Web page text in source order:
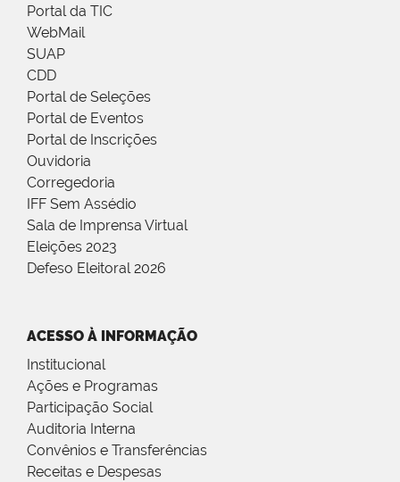
Portal da TIC
WebMail
SUAP
CDD
Portal de Seleções
Portal de Eventos
Portal de Inscrições
Ouvidoria
Corregedoria
IFF Sem Assédio
Sala de Imprensa Virtual
Eleições 2023
Defeso Eleitoral 2026
ACESSO À INFORMAÇÃO
Institucional
Ações e Programas
Participação Social
Auditoria Interna
Convênios e Transferências
Receitas e Despesas